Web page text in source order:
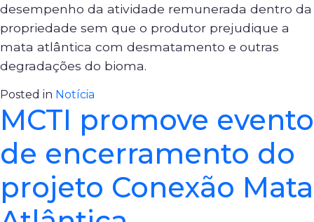
desempenho da atividade remunerada dentro da
propriedade sem que o produtor prejudique a
mata atlântica com desmatamento e outras
degradações do bioma.
Posted in Notícia
MCTI promove evento
de encerramento do
projeto Conexão Mata